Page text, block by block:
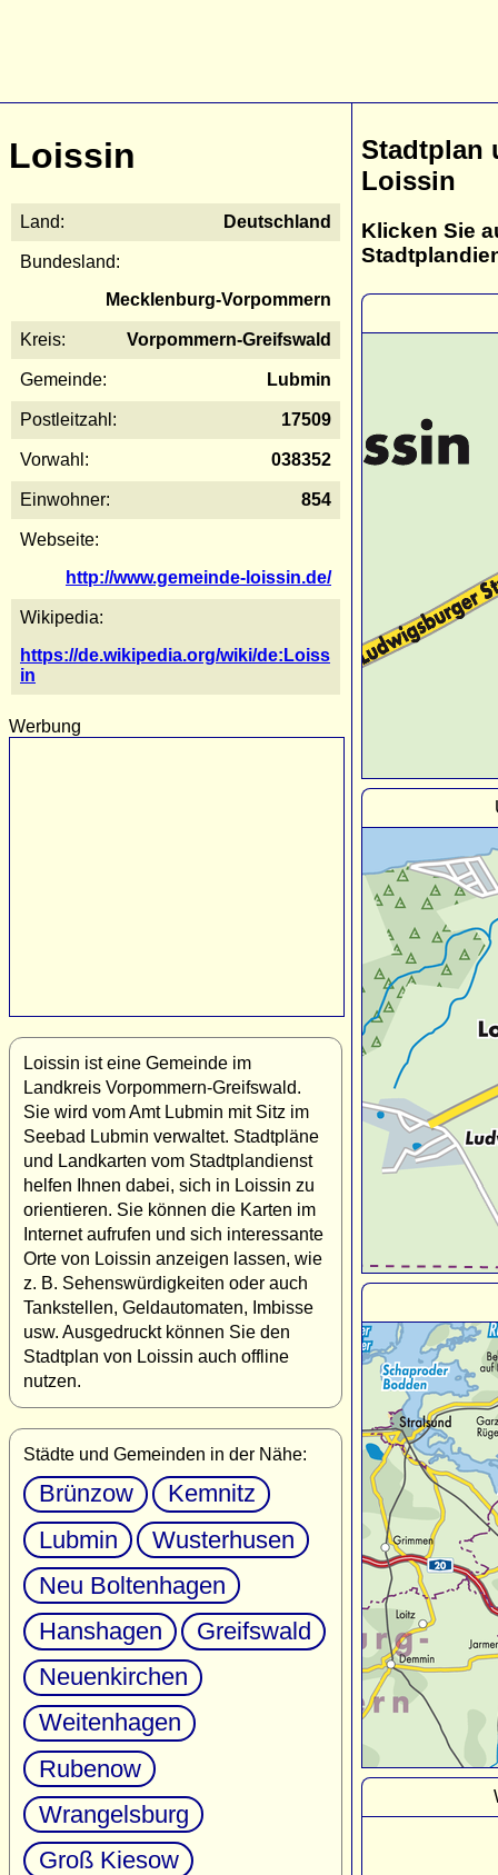
Loissin
Land: Deutschland
Bundesland:
Mecklenburg-Vorpommern
Kreis: Vorpommern-Greifswald
Gemeinde: Lubmin
Postleitzahl: 17509
Vorwahl: 038352
Einwohner: 854
Webseite:
http://www.gemeinde-loissin.de/
Wikipedia:
https://de.wikipedia.org/wiki/de:Loiss
in
Werbung
Loissin ist eine Gemeinde im
Landkreis Vorpommern-Greifswald.
Sie wird vom Amt Lubmin mit Sitz im
Seebad Lubmin verwaltet. Stadtpläne
und Landkarten vom Stadtplandienst
helfen Ihnen dabei, sich in Loissin zu
orientieren. Sie können die Karten im
Internet aufrufen und sich interessante
Orte von Loissin anzeigen lassen, wie
z. B. Sehenswürdigkeiten oder auch
Tankstellen, Geldautomaten, Imbisse
usw. Ausgedruckt können Sie den
Stadtplan von Loissin auch offline
nutzen.
Städte und Gemeinden in der Nähe:
Brünzow
Kemnitz
Lubmin
Wusterhusen
Neu Boltenhagen
Hanshagen
Greifswald
Neuenkirchen
Weitenhagen
Rubenow
Wrangelsburg
Groß Kiesow
Stadtplan
Loissin
Klicken Sie